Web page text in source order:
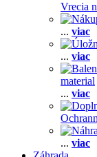
Vrecia
... viac
... viac
material
... viac
... viac